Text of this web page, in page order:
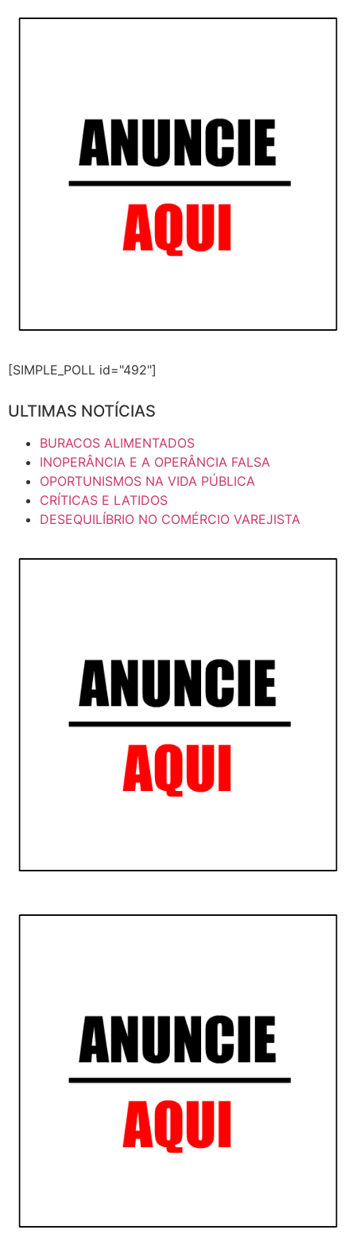
[SIMPLE_POLL id="492"]
ULTIMAS NOTÍCIAS
BURACOS ALIMENTADOS
INOPERÂNCIA E A OPERÂNCIA FALSA
OPORTUNISMOS NA VIDA PÚBLICA
CRÍTICAS E LATIDOS
DESEQUILÍBRIO NO COMÉRCIO VAREJISTA